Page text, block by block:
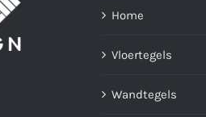
Home
Vloertegels
Wandtegels